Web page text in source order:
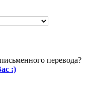
перевода?
:)